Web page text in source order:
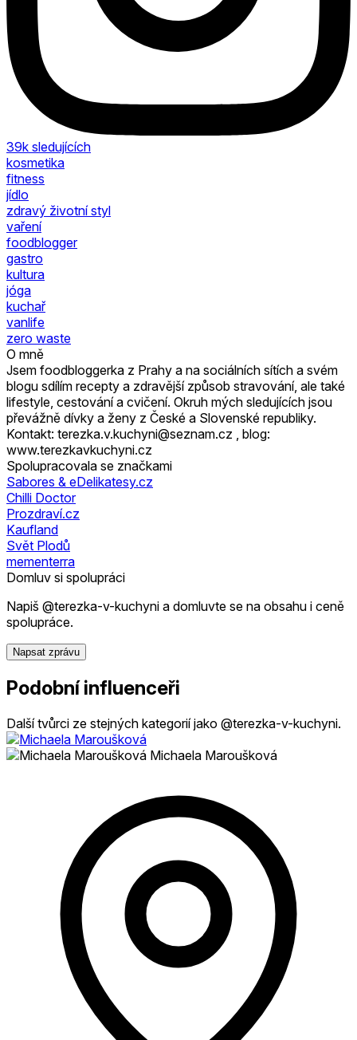
39k sledujících
kosmetika
fitness
jídlo
zdravý životní styl
vaření
foodblogger
gastro
kultura
jóga
kuchař
vanlife
zero waste
O mně
Jsem foodbloggerka z Prahy a na sociálních sítích a svém
blogu sdílím recepty a zdravější způsob stravování, ale také
lifestyle, cestování a cvičení. Okruh mých sledujících jsou
převážně dívky a ženy z České a Slovenské republiky.
Kontakt: terezka.v.kuchyni@seznam.cz , blog:
www.terezkavkuchyni.cz
Spolupracovala se značkami
Sabores & eDelikatesy.cz
Chilli Doctor
Prozdraví.cz
Kaufland
Svět Plodů
mementerra
Domluv si spolupráci
Napiš @terezka-v-kuchyni a domluvte se na obsahu i ceně
spolupráce.
Napsat zprávu
Podobní influenceři
Další tvůrci ze stejných kategorií jako @terezka-v-kuchyni.
Michaela Maroušková